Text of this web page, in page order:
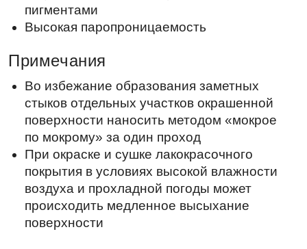
покрытия в условиях высокой влажности
воздуха и прохладной погоды может
происходить медленное высыхание
Характеристики